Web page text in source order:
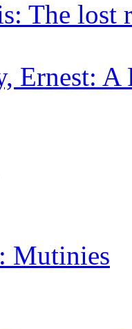
The lost
Ernest: A
Mutinies